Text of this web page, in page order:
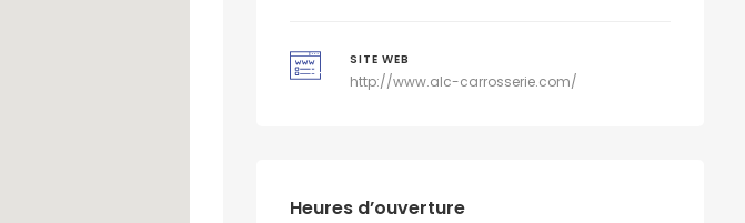
SITE WEB
http://www.alc-carrosserie.com/
Heures d’ouverture